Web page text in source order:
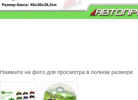
Нажмите на фото для просмотра в полном размере